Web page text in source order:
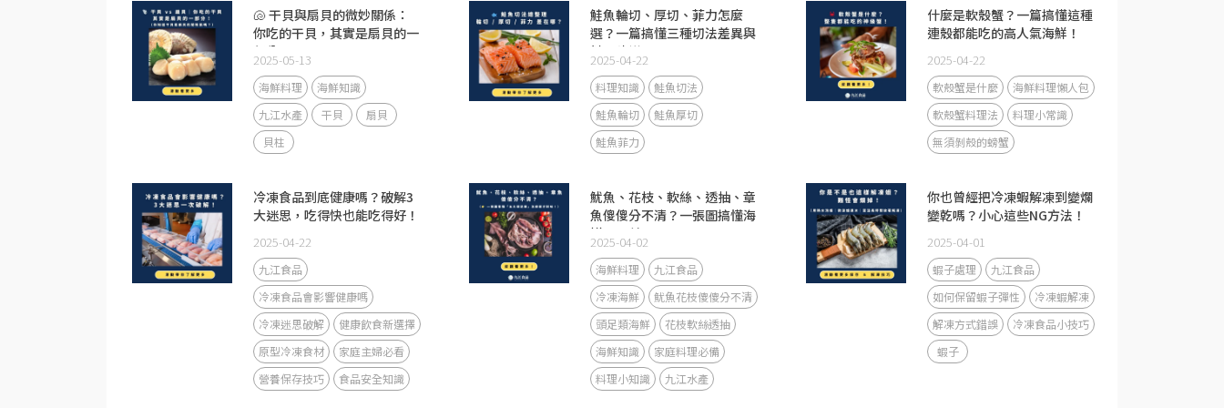
🐚 干貝與扇貝的微妙關係：
你吃的干貝，其實是扇貝的一
部分！
2025-05-13
海鮮料理
海鮮知識
九江水產
干貝
扇貝
貝柱
鮭魚輪切、厚切、菲力怎麼
選？一篇搞懂三種切法差異與
料理建議！
2025-04-22
料理知識
鮭魚切法
鮭魚輪切
鮭魚厚切
鮭魚菲力
什麼是軟殼蟹？一篇搞懂這種
連殼都能吃的高人氣海鮮！
2025-04-22
軟殼蟹是什麼
海鮮料理懶人包
軟殼蟹料理法
料理小常識
無須剝殼的螃蟹
冷凍食品到底健康嗎？破解3
大迷思，吃得快也能吃得好！
2025-04-22
九江食品
冷凍食品會影響健康嗎
冷凍迷思破解
健康飲食新選擇
原型冷凍食材
家庭主婦必看
營養保存技巧
食品安全知識
魷魚、花枝、軟絲、透抽、章
魚傻傻分不清？一張圖搞懂海
鮮五兄弟！
2025-04-02
海鮮料理
九江食品
冷凍海鮮
魷魚花枝傻傻分不清
頭足類海鮮
花枝軟絲透抽
海鮮知識
家庭料理必備
料理小知識
九江水產
你也曾經把冷凍蝦解凍到變爛
變乾嗎？小心這些NG方法！
2025-04-01
蝦子處理
九江食品
如何保留蝦子彈性
冷凍蝦解凍
解凍方式錯誤
冷凍食品小技巧
蝦子